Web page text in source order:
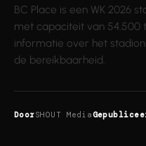
BC Place is een WK 2026
met capaciteit van 54.500
informatie over het
de bereikbaarheid.
DoorSHOUT Media